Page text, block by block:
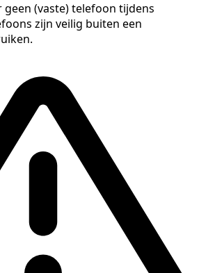
(vaste) telefoon tijdens
zijn veilig buiten een